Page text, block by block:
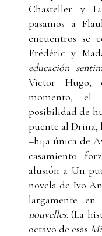
Chasteller y
pasamos a
encuentros se
Frédéric y
educación
Victor Hugo;
momento, el
posibilidad de
puente al Drina,
–hija única de
casamiento
alusión a Un
novela de Ivo
largamente
nouvelles. (La
octavo de esas